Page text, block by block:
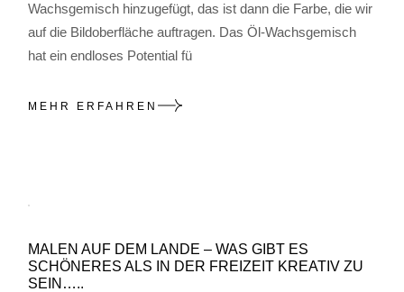
Wachsgemisch hinzugefügt, das ist dann die Farbe, die wir
auf die Bildoberfläche auftragen. Das Öl-Wachsgemisch
hat ein endloses Potential fü
MEHR ERFAHREN
MALEN AUF DEM LANDE – WAS GIBT ES
SCHÖNERES ALS IN DER FREIZEIT KREATIV ZU
SEIN…..